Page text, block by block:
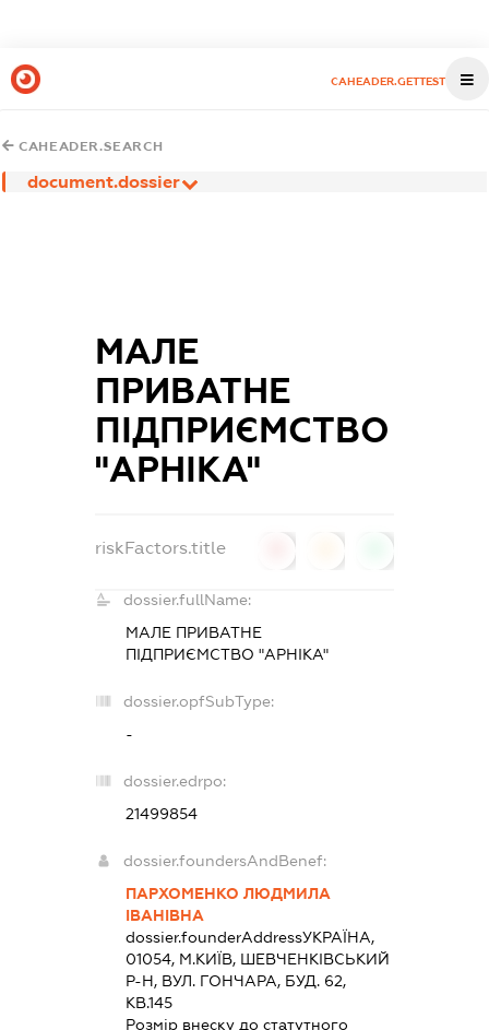
CAHEADER.GETTEST
CAHEADER.SEARCH
document.dossier
МАЛЕ
ПРИВАТНЕ
ПІДПРИЄМСТВО
"АРНІКА"
riskFactors.title
dossier.fullName:
МАЛЕ ПРИВАТНЕ
ПІДПРИЄМСТВО "АРНІКА"
dossier.opfSubType:
-
dossier.edrpo:
21499854
dossier.foundersAndBenef:
ПАРХОМЕНКО ЛЮДМИЛА
ІВАНІВНА
dossier.founderAddressУКРАЇНА,
01054, М.КИЇВ, ШЕВЧЕНКІВСЬКИЙ
Р-Н, ВУЛ. ГОНЧАРА, БУД. 62,
КВ.145
Розмір внеску до статутного